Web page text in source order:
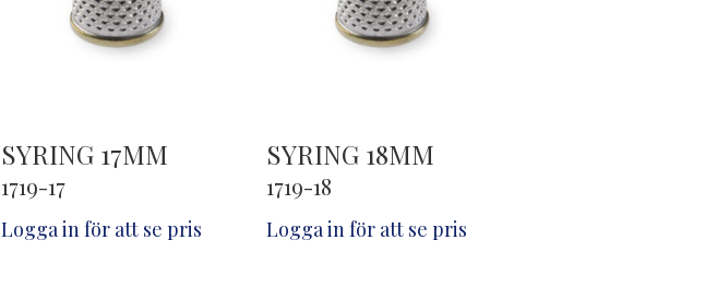
SYRING 17MM
1719-17
Logga in för att se pris
SYRING 18MM
1719-18
Logga in för att se pris